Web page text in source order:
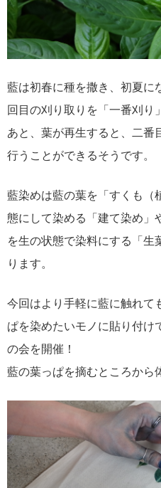
藍は初春に種を撒き、初夏に
回目の刈り取りを「一番刈り
あと、葉が再生すると、二番
行うことができるそうです。
藍染めは藍の葉を「すくも（
態にして染める「建て染め」
を生の状態で染料にする「生
ります。
今回はより手軽に藍に触れて
ぱを染めたいモノに貼り付け
の会を開催！
藍の葉っぱを摘むところから